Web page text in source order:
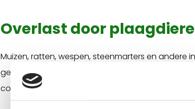
Overlast door
Muizen, ratten, wespen, steenmarters en andere
gezondheid en kunnen onveilige situaties
constructies beschadigen, wat gevaarlijk kan zijn.